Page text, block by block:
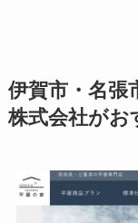
伊賀市・名張
株式会社がお